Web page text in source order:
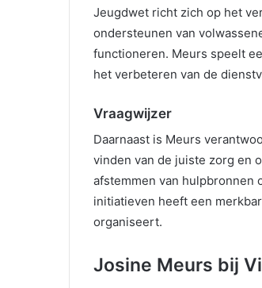
Jeugdwet richt zich op het
ondersteunen van
functioneren. Meurs speelt
het verbeteren van de
Vraagwijzer
Daarnaast is Meurs
vinden van de juiste zorg en
afstemmen van hulpbronnen
initiatieven heeft een
organiseert.
Josine Meurs bij